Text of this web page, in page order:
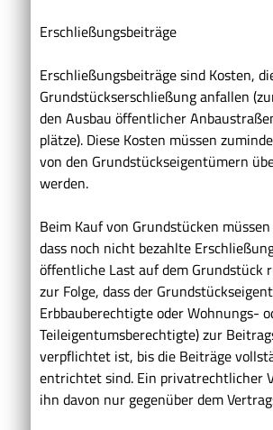
Erschließungsbeiträge
Erschließungsbeiträge sind Kosten,
Grundstückserschließung anfallen
den Ausbau öffentlicher
plätze). Diese Kosten müssen
von den Grundstückseigentümern
werden.
Beim Kauf von Grundstücken
dass noch nicht bezahlte
öffentliche Last auf dem Grundstück
zur Folge, dass der
Erbbauberechtigte oder Wohnungs-
Teileigentumsberechtigte) zur
verpflichtet ist, bis die Beiträge
entrichtet sind. Ein privatrechtlicher
ihn davon nur gegenüber dem